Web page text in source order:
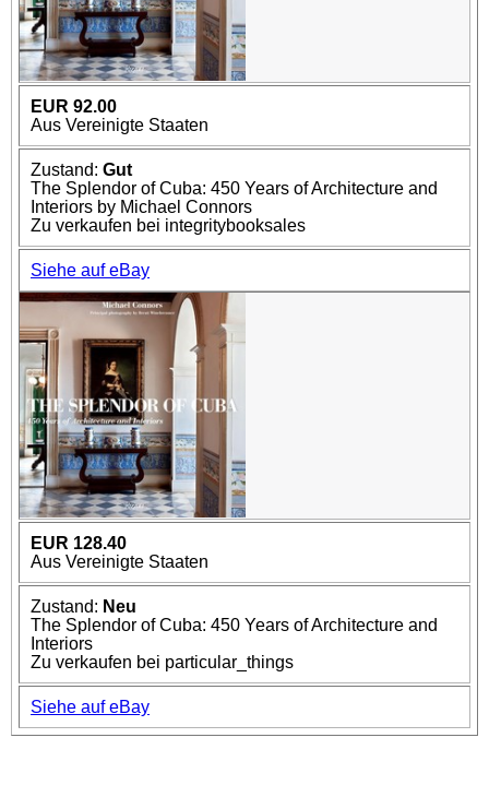
EUR 92.00
Aus Vereinigte Staaten
Zustand: Gut
The Splendor of Cuba: 450 Years of Architecture and
Interiors by Michael Connors
Zu verkaufen bei integritybooksales
Siehe auf eBay
EUR 128.40
Aus Vereinigte Staaten
Zustand: Neu
The Splendor of Cuba: 450 Years of Architecture and
Interiors
Zu verkaufen bei particular_things
Siehe auf eBay